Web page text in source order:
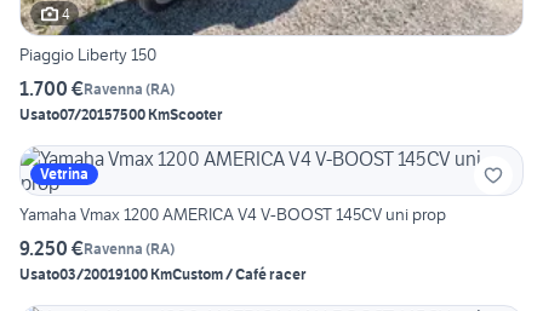
4
Piaggio Liberty 150
1.700 €Ravenna (RA)
Usato07/20157500 KmScooter
Vetrina
Yamaha Vmax 1200 AMERICA V4 V-BOOST 145CV uni prop
9.250 €Ravenna (RA)
Usato03/20019100 KmCustom / Café racer